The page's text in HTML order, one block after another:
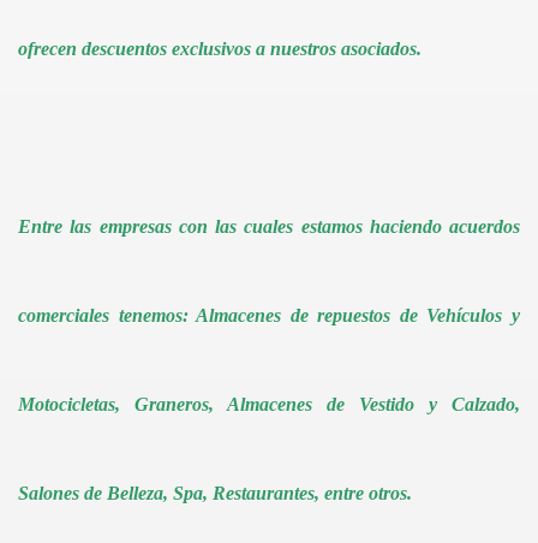
ofrecen descuentos exclusivos a nuestros asociados.
Entre las empresas con las cuales estamos haciendo acuerdos
comerciales tenemos: Almacenes de repuestos de Vehículos y
Motocicletas, Graneros, Almacenes de Vestido y Calzado,
Salones de Belleza, Spa, Restaurantes, entre otros.